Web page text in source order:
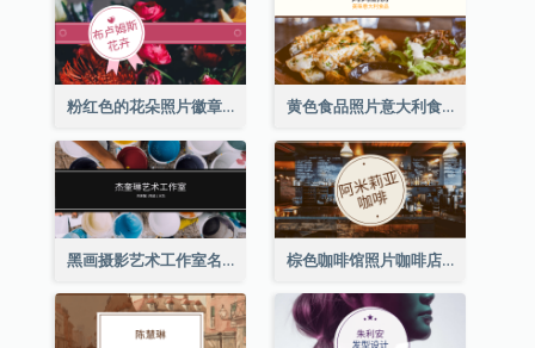
粉红色的花朵照片徽章花店名片 黄色食品照片意大利食品名片
黑画摄影艺术工作室名片 棕色咖啡馆照片咖啡店名片